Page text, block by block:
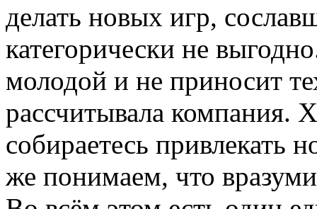
делать новых игр,
категорически не
молодой и не приносит
рассчитывала компания.
собираетесь привлекать
же понимаем, что